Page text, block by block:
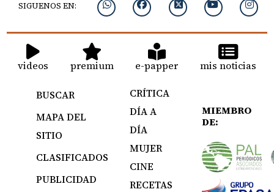
SIGUENOS EN:
videos premium e-papper mis noticias
BUSCAR
MAPA DEL
SITIO
CLASIFICADOS
PUBLICIDAD
CRÍTICA
DÍA A
DÍA
MUJER
CINE
RECETAS
MIEMBRO
DE: